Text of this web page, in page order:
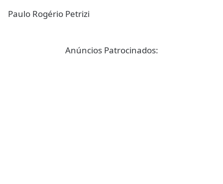
Paulo Rogério Petrizi
Anúncios Patrocinados: